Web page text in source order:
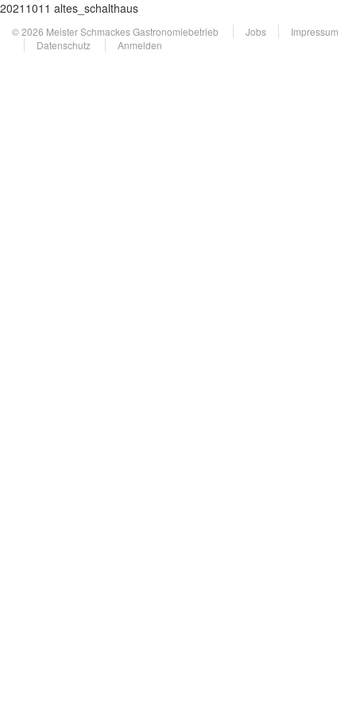
20211011 altes_schalthaus
© 2026 Meister Schmackes Gastronomiebetrieb Jobs
Impressum
Datenschutz
Anmelden